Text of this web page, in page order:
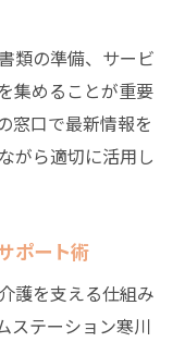
類の準備、サービ
集めることが重要
窓口で最新情報を
がら適切に活用し
ポート術
護を支える仕組み
ステーション寒川